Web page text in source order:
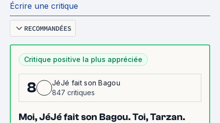
Écrire une critique
RECOMMANDÉES
Critique positive la plus appréciée
8
JéJé fait son Bagou
847 critiques
Moi, JéJé fait son Bagou. Toi, Tarzan.